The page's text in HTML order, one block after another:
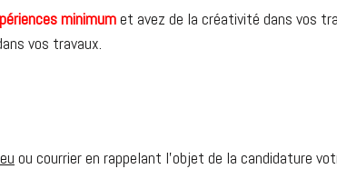
minimumet avez de la créativité dans vos
vos travaux.
ou courrier en rappelant l’objet de la candidature